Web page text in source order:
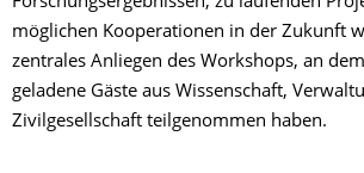
möglichen Kooperationen in der Zukunft
zentrales Anliegen des Workshops, an
geladene Gäste aus Wissenschaft,
Zivilgesellschaft teilgenommen haben.